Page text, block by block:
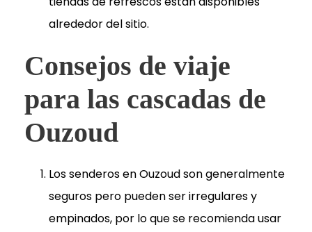
alrededor del sitio.
Consejos de viaje
para las cascadas de
Ouzoud
Los senderos en Ouzoud son generalmente
seguros pero pueden ser irregulares y
empinados, por lo que se recomienda usar